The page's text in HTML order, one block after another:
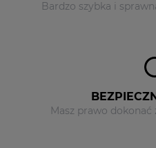
Bardzo szybka i
Masz prawo